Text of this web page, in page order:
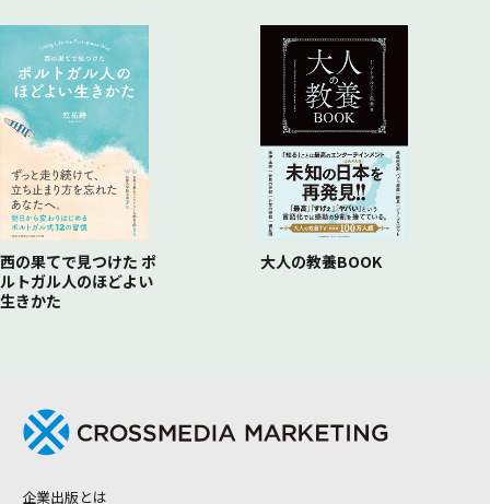
西の果てで見つけた ポ
ルトガル人のほどよい
生きかた
大人の教養BOOK
企業出版とは